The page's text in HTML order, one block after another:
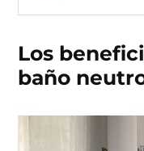
Los
baño